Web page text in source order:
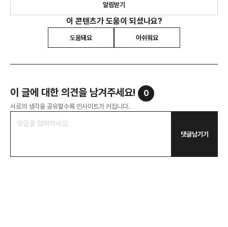
알림받기
이 콘텐츠가 도움이 되셨나요?
도움돼요 아쉬워요
이 글에 대한 의견을 남겨주세요! 0
서로의 생각을 공유할수록 인사이트가 커집니다.
댓글남기기